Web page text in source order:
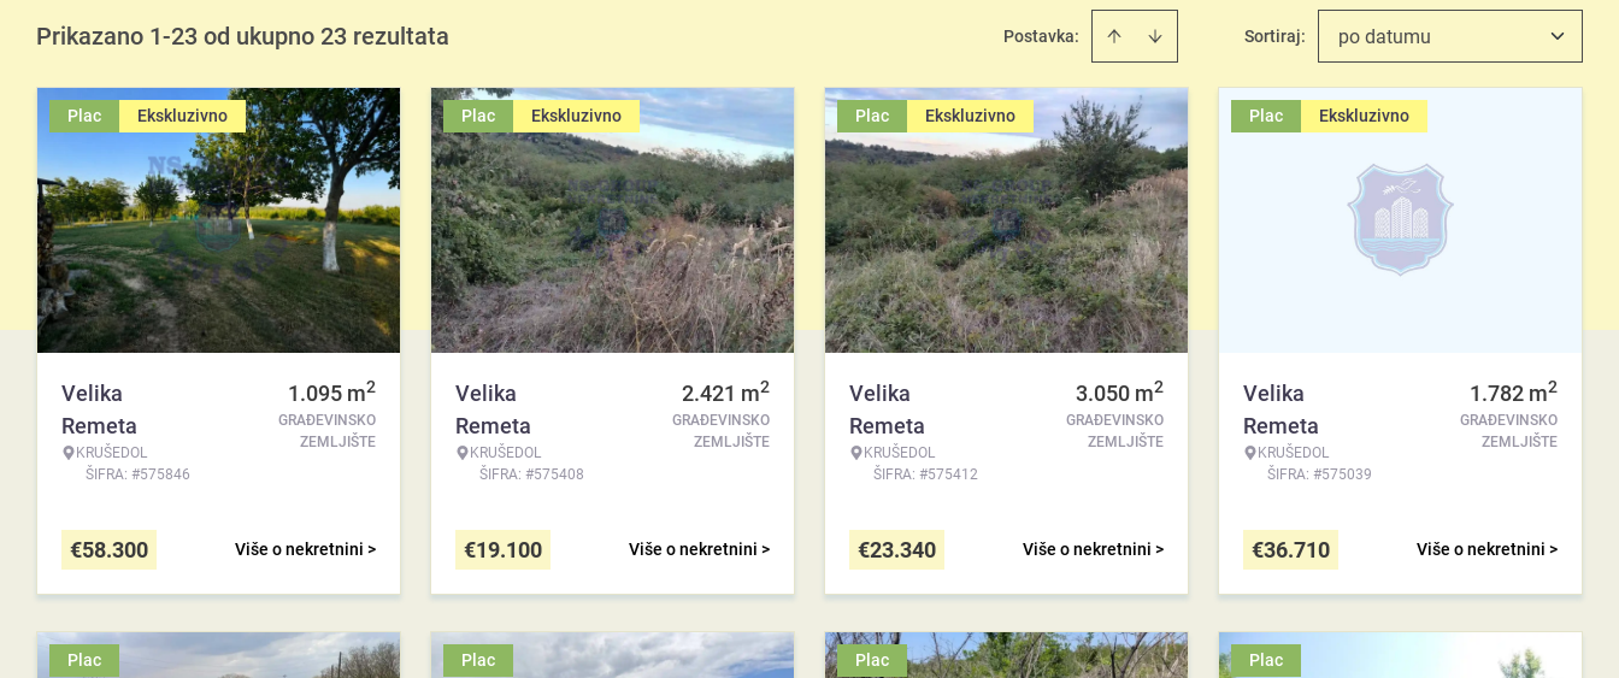
Prikazano 1-23 od ukupno 23 rezultata Postavka: Sortiraj: po datumu
Plac Ekskluzivno
Velika
Remeta
KRUŠEDOL
ŠIFRA: #575846
1.095 m2
GRAĐEVINSKO
ZEMLJIŠTE
Više o nekretnini >
€58.300
Plac Ekskluzivno
Velika
Remeta
KRUŠEDOL
ŠIFRA: #575408
2.421 m2
GRAĐEVINSKO
ZEMLJIŠTE
Više o nekretnini >
€19.100
Plac Ekskluzivno
Velika
Remeta
KRUŠEDOL
ŠIFRA: #575412
3.050 m2
GRAĐEVINSKO
ZEMLJIŠTE
Više o nekretnini >
€23.340
Plac Ekskluzivno
Velika
Remeta
KRUŠEDOL
ŠIFRA: #575039
1.782 m2
GRAĐEVINSKO
ZEMLJIŠTE
Više o nekretnini >
€36.710
Plac Plac Plac Plac